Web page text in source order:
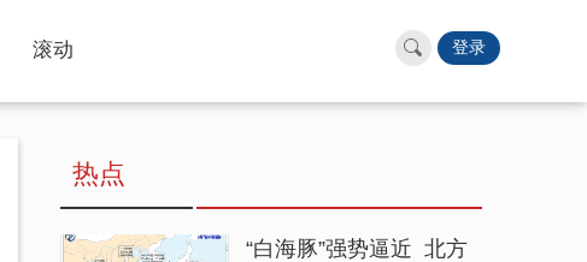
滚动 登录
热点
“白海豚”强势逼近 北方